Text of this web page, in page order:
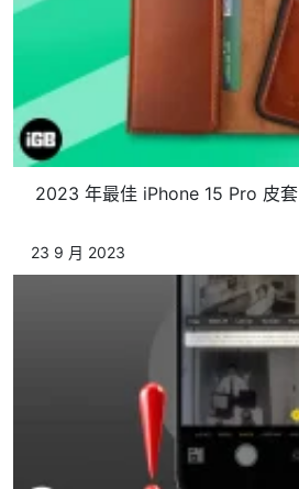
2023 年最佳 iPhone 15 Pro 皮套
23 9 月 2023